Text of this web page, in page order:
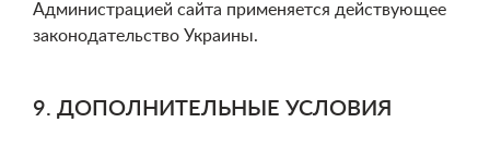
Администрацией сайта применяется действующее
законодательство Украины.
9. ДОПОЛНИТЕЛЬНЫЕ УСЛОВИЯ